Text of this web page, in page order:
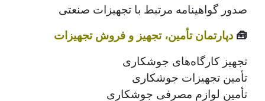
صدور گواهینامه مرتبط با تجهیزات صنعتی
🧰 دپارتمان تأمین، تجهیز و فروش تجهیزات
تجهیز کارگاه‌های جوشکاری
تأمین تجهیزات جوشکاری
تأمین لوازم مصرفی جوشکاری